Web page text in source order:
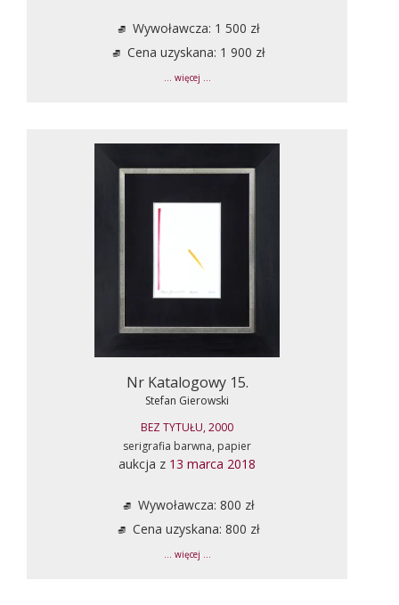
Wywoławcza: 1 500 zł
Cena uzyskana: 1 900 zł
... więcej ...
Nr Katalogowy 15.
Stefan Gierowski
BEZ TYTUŁU, 2000
serigrafia barwna, papier
aukcja z 13 marca 2018
Wywoławcza: 800 zł
Cena uzyskana: 800 zł
... więcej ...